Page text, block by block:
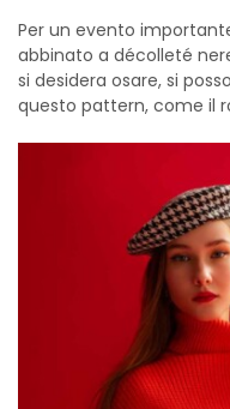
Per un evento
abbinato a décolleté
si desidera osare, si
questo pattern, come il